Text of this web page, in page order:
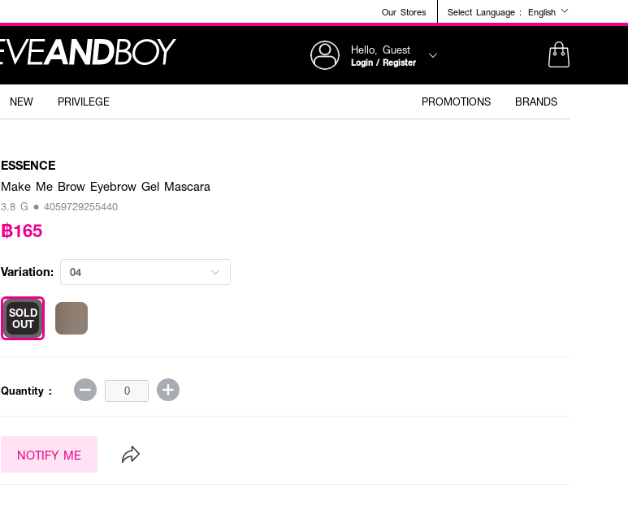
Our Stores Select Language : English
Hello, Guest
Login / Register
NEW PRIVILEGE PROMOTIONS BRANDS
ESSENCE
Make Me Brow Eyebrow Gel Mascara
3.8 G • 4059729255440
฿165
Variation: 04
SOLD
OUT
Quantity :
NOTIFY ME